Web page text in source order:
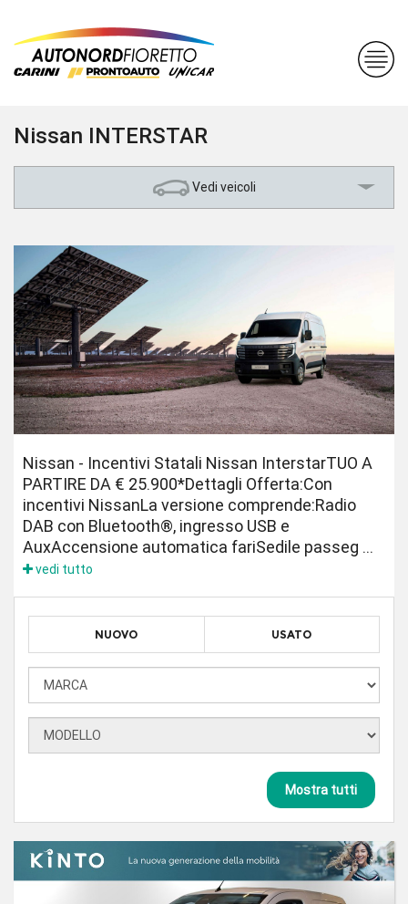
Nissan INTERSTAR
Vedi veicoli
Nissan - Incentivi Statali Nissan InterstarTUO A
PARTIRE DA € 25.900*Dettagli Offerta:Con
incentivi NissanLa versione comprende:Radio
DAB con Bluetooth®, ingresso USB e
AuxAccensione automatica fariSedile passeg ...
vedi tutto
NUOVO USATO
Mostra tutti